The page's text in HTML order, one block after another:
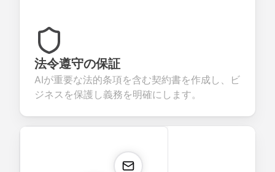
法令遵守の保証
AIが重要な法的条項を含む契約書を作成し、ビ
ジネスを保護し義務を明確にします。